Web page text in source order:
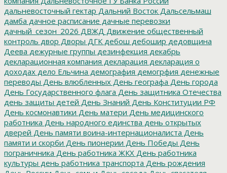
дальневосточный гектар Дальний Восток Дальсельмаш
дамба дачное расписание дачные перевозки
дачный_сезон_2026 ДВЖД Движение общественный
контроль двор Дворы ДГК дебош дебошир дедовщина
Деева дежурные группы дезинфекция декабрь
декларационная компания декларация декларация о
доходах дело Ельчина демография демогрфия денежные
переводы День влюбленных День географа День города
День Государственного флага День защитника Отечества
день защиты детей День Знаний День Конституции РФ
День космонавтики День матери День медицинского
работника День народного единства день открытых
дверей День памяти воина-интернационалиста День
памяти и скорби День пионерии День Победы День
пограничника День работника ЖКХ День работника
культуры день работника транспорта День рождения